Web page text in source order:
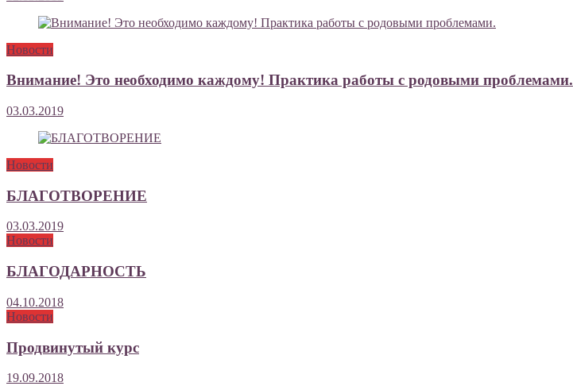
Новости
Внимание! Это необходимо каждому! Практика работы с родовыми проблемами.
03.03.2019
Новости
БЛАГОТВОРЕНИЕ
03.03.2019
Новости
БЛАГОДАРНОСТЬ
04.10.2018
Новости
Продвинутый курс
19.09.2018